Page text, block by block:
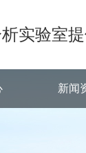
实验室
新闻